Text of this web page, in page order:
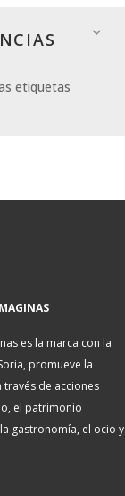
etiquetas
es la marca con la
promueve la
través de acciones
el patrimonio
gastronomía, el ocio y